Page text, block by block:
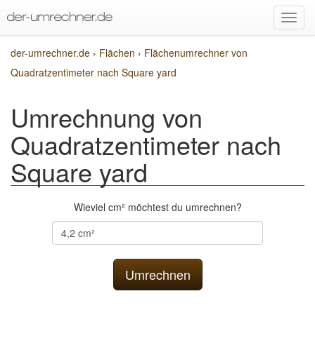
der-umrechner.de › Flächen › Flächenumrechner von
Quadratzentimeter nach Square yard
Umrechnung von
Quadratzentimeter nach
Square yard
Wieviel cm² möchtest du umrechnen?